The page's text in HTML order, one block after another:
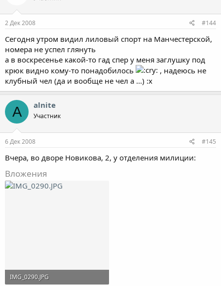
2 Дек 2008 #144
Сегодня утром видил лиловый спорт на Манчестерской,
номера не успел глянуть
а в воскресенье какой-то гад спер у меня заглушку под
крюк видно кому-то понадобилось
, надеюсь не
клубный чел (да и вообще не чел а ...) :x
A alnite
Участник
6 Дек 2008 #145
Вчера, во дворе Новикова, 2, у отделения милиции:
Вложения
IMG_0290.JPG